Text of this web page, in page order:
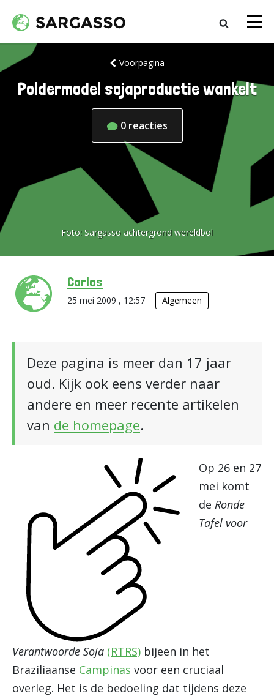
Voorpagina
Poldermodel sojaproductie wankelt
0 reacties
Foto: Sargasso achtergrond wereldbol
Carlos
25 mei 2009 , 12:57 Algemeen
Deze pagina is meer dan 17 jaar
oud. Kijk ook eens verder naar
andere en meer recente artikelen
van de homepage.
Op 26 en 27
mei komt
de Ronde
Tafel voor
Verantwoorde Soja (RTRS) bijeen in het
Braziliaanse Campinas voor een cruciaal
overleg. Het is de bedoeling dat tijdens deze